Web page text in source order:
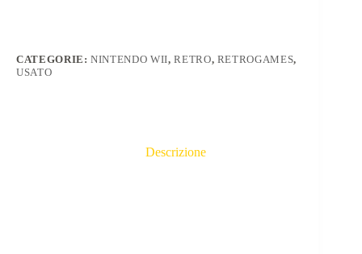
CATEGORIE:NINTENDO WII,RETRO, RETROGAMES,
USATO
Descrizione